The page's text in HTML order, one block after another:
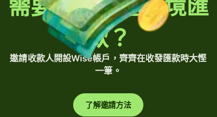
需要定期發送跨境匯
款？
邀請收款人開設Wise帳戶，齊齊在收發匯款時大慳
一筆。
了解邀請方法